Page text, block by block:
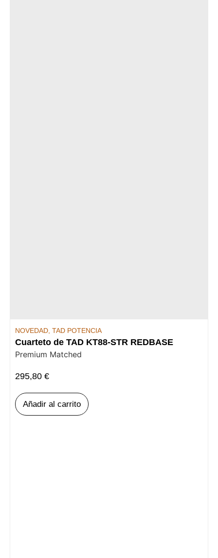
NOVEDAD TAD POTENCIA
Cuarteto de TAD KT88-STR REDBASE
Premium Matched
295,80 €
Añadir al carrito